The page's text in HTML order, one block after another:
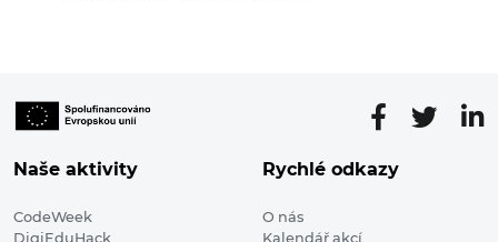
Naše aktivity
CodeWeek
DigiEduHack
Rychlé odkazy
O nás
Kalendář akcí